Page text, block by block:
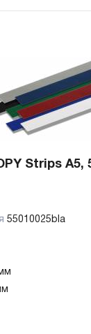
Strips A5,
55010025bla